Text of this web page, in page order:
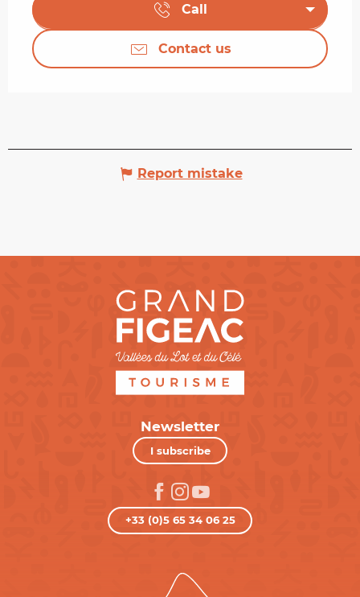
Call
Contact us
Report mistake
Newsletter
I subscribe
+33 (0)5 65 34 06 25